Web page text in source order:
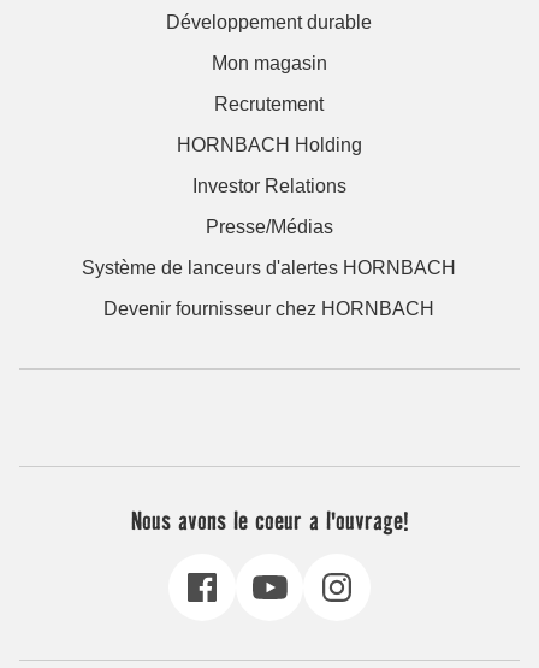
Développement durable
Mon magasin
Recrutement
HORNBACH Holding
Investor Relations
Presse/Médias
Système de lanceurs d'alertes HORNBACH
Devenir fournisseur chez HORNBACH
Nous avons le coeur a l'ouvrage!